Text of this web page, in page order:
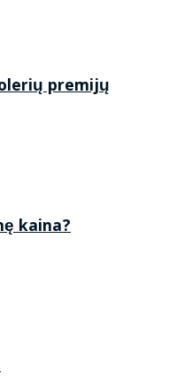
premijų
kaina?